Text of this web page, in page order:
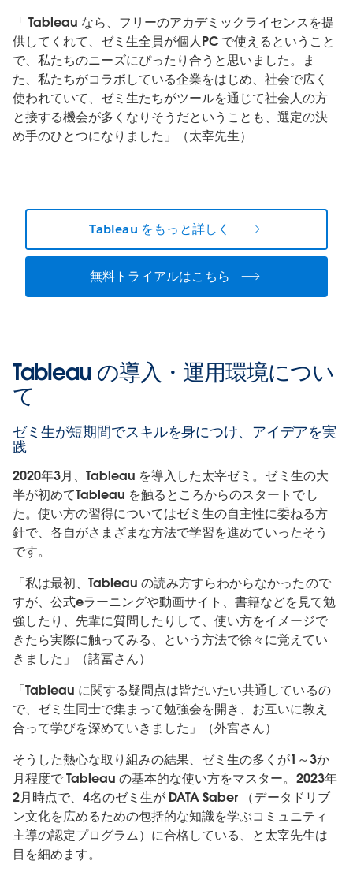
「 Tableau なら、フリーのアカデミックライセンスを提
供してくれて、ゼミ生全員が個人PC で使えるということ
で、私たちのニーズにぴったり合うと思いました。ま
た、私たちがコラボしている企業をはじめ、社会で広く
使われていて、ゼミ生たちがツールを通じて社会人の方
と接する機会が多くなりそうだということも、選定の決
め手のひとつになりました」（太宰先生）
Tableau をもっと詳しく
無料トライアルはこちら
Tableau の導入・運用環境につい
て
ゼミ生が短期間でスキルを身につけ、アイデアを実
践
2020年3月、Tableau を導入した太宰ゼミ。ゼミ生の大
半が初めてTableau を触るところからのスタートでし
た。使い方の習得についてはゼミ生の自主性に委ねる方
針で、各自がさまざまな方法で学習を進めていったそう
です。
「私は最初、Tableau の読み方すらわからなかったので
すが、公式eラーニングや動画サイト、書籍などを見て勉
強したり、先輩に質問したりして、使い方をイメージで
きたら実際に触ってみる、という方法で徐々に覚えてい
きました」（諸冨さん）
「Tableau に関する疑問点は皆だいたい共通しているの
で、ゼミ生同士で集まって勉強会を開き、お互いに教え
合って学びを深めていきました」（外宮さん）
そうした熱心な取り組みの結果、ゼミ生の多くが1～3か
月程度で Tableau の基本的な使い方をマスター。2023年
2月時点で、4名のゼミ生が DATA Saber （データドリブ
ン文化を広めるための包括的な知識を学ぶコミュニティ
主導の認定プログラム）に合格している、と太宰先生は
目を細めます。